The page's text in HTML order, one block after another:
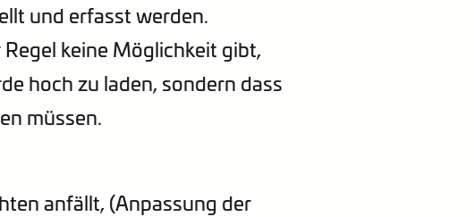
und erfasst werden.
keine Möglichkeit gibt,
hoch zu laden, sondern dass
müssen.
anfällt, (Anpassung der